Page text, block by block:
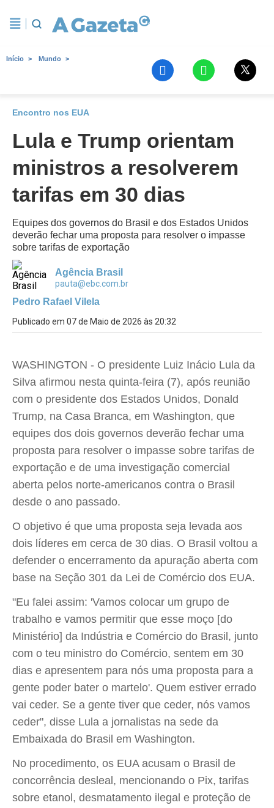
Início Mundo
Encontro nos EUA
Lula e Trump orientam
ministros a resolverem
tarifas em 30 dias
Equipes dos governos do Brasil e dos Estados Unidos
deverão fechar uma proposta para resolver o impasse
sobre tarifas de exportação
Agência Brasil
pauta@ebc.com.br
Pedro Rafael Vilela
Publicado em 07 de Maio de 2026 às 20:32
WASHINGTON - O presidente Luiz Inácio Lula da
Silva afirmou nesta quinta-feira (7), após reunião
com o presidente dos Estados Unidos, Donald
Trump, na Casa Branca, em Washington, que
equipes dos dois governos deverão fechar uma
proposta para resolver o impasse sobre tarifas de
exportação e de uma investigação comercial
aberta pelos norte-americanos contra o Brasil
desde o ano passado.
O objetivo é que uma proposta seja levada aos
dois líderes em cerca de 30 dias. O Brasil voltou a
defender o encerramento da apuração aberta com
base na Seção 301 da Lei de Comércio dos EUA.
"Eu falei assim: 'Vamos colocar um grupo de
trabalho e vamos permitir que esse moço [do
Ministério] da Indústria e Comércio do Brasil, junto
com o teu ministro do Comércio, sentem em 30
dias e apresentem para nós uma proposta para a
gente poder bater o martelo'. Quem estiver errado
vai ceder. Se a gente tiver que ceder, nós vamos
ceder", disse Lula a jornalistas na sede da
Embaixada do Brasil em Washington.
No procedimento, os EUA acusam o Brasil de
concorrência desleal, mencionando o Pix, tarifas
sobre etanol, desmatamento ilegal e proteção de